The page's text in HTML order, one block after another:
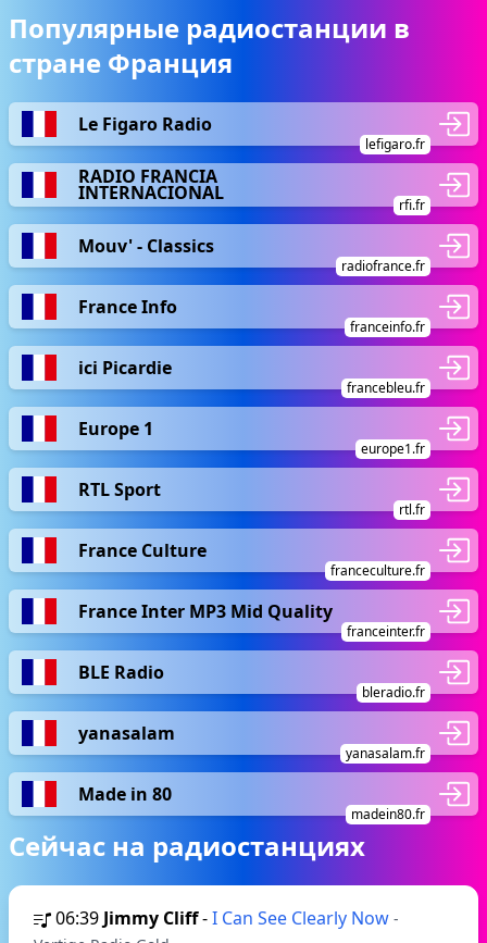
Популярные радиостанции в
стране Франция
Le Figaro Radio
lefigaro.fr
RADIO FRANCIA
INTERNACIONAL
rfi.fr
Mouv' - Classics
radiofrance.fr
France Info
franceinfo.fr
ici Picardie
francebleu.fr
Europe 1
europe1.fr
RTL Sport
rtl.fr
France Culture
franceculture.fr
France Inter MP3 Mid Quality
franceinter.fr
BLE Radio
bleradio.fr
yanasalam
yanasalam.fr
Made in 80
madein80.fr
Сейчас на радиостанциях
06:39 Jimmy Cliff-I Can See Clearly Now -